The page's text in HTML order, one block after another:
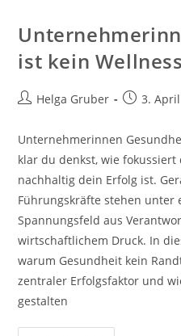
ist kein
Beitrags-
Helga Gruber
Beitrag
3.
Unternehmerinnen
klar du denkst, wie
nachhaltig dein Erfolg ist.
Führungskräfte stehen unter
Spannungsfeld aus
wirtschaftlichem Druck. In
warum Gesundheit kein
zentraler Erfolgsfaktor und
gestalten